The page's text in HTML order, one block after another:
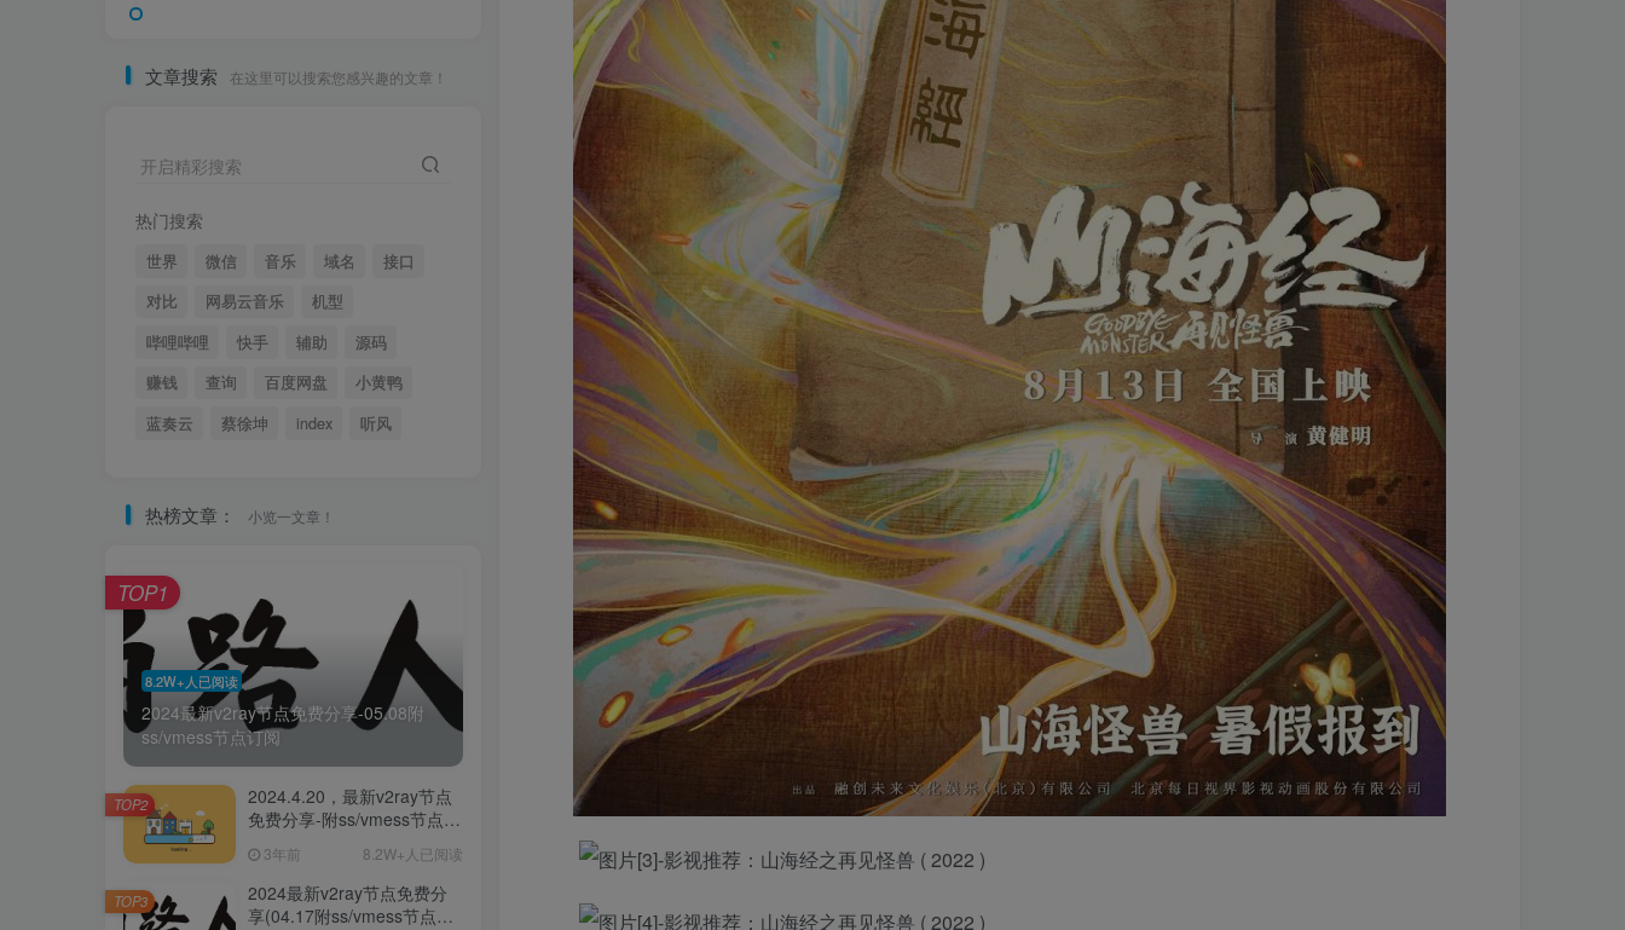
文章搜索 在这里可以搜索您感兴趣的文章！
开启精彩搜索
热门搜索
世界 微信 音乐 域名
接口
对比
网易云音乐
机型
哔哩哔哩
快手 辅助
源码
赚钱
查询 百度网盘
小黄鸭
蓝奏云
蔡徐坤 index 听风
热榜文章： 小览一文章！
8.2W+人已阅读
2024最新v2ray节点免费分享-05.08附
ss/vmess节点订阅
TOP1
2024.4.20，最新v2ray节点
免费分享-附ss/vmess节点订
3年前 8.2W+人已阅读
TOP2
2024最新v2ray节点免费分
享(04.17附ss/vmess节点订
TOP3